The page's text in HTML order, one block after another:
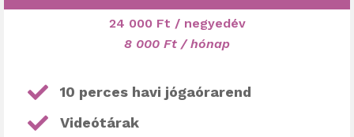
24 000 Ft / negyedév
8 000 Ft / hónap
10 perces havi jógaórarend
Videótárak